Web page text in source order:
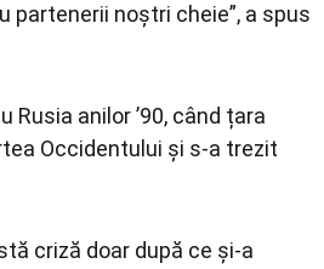
partenerii noștri cheie”, a spus
Rusia anilor ’90, când țara
Occidentului și s-a trezit
criză doar după ce și-a